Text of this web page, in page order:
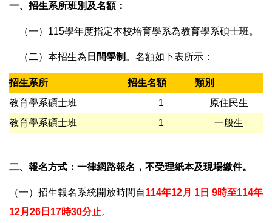
一、招生系所班別及名額：
（一）115學年度指定本校培育學系為教育學系碩士班。
（二）本招生為 日間學制 。名額如下表所示：
招生系所 招生名額
類別
教育學系碩士班
1
原住民生
教育學系碩士班
1 一般生
二、報名方式：一律網路報名，不受理紙本及現場繳件。
（一）招生報名系統開放時間自114年12月 1日 9時至114年
12月26日17時30分止。